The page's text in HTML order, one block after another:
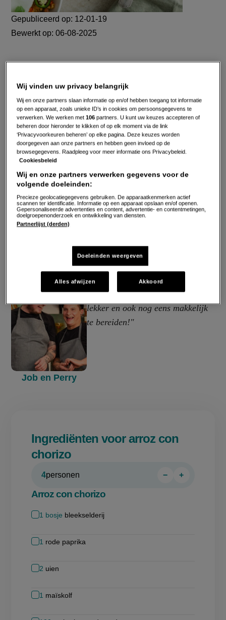
Gepubliceerd op: 12-01-19
Bewerkt op: 06-08-2025
Job en Perry
"Dit gerecht móét je echt een keer
proeven. Het is onweerstaanbaar
lekker en ook nog eens makkelijk
te bereiden!"
Ingrediënten voor arroz con
chorizo
4personen
Persoon
−
Persoon
+
Arroz con chorizo
1 bosje bleekselderij
1 rode paprika
2 uien
1 maïskolf
Wij vinden uw privacy belangrijk
Wij en onze partners slaan informatie op en/of hebben toegang tot informatie
op een apparaat, zoals unieke ID’s in cookies om persoonsgegevens te
verwerken. We werken met106 partners. U kunt uw keuzes accepteren of
beheren door hieronder te klikken of op elk moment via de link
‘Privacyvoorkeuren beheren’ op elke pagina. Deze keuzes worden
doorgegeven aan onze partners en hebben geen invloed op de
browsegegevens. Raadpleeg voor meer informatie ons Privacybeleid.
Cookiesbeleid
Wij en onze partners verwerken gegevens voor de
volgende doeleinden:
Precieze geolocatiegegevens gebruiken. De apparaatkenmerken actief
scannen ter identificatie. Informatie op een apparaat opslaan en/of openen.
Gepersonaliseerde advertenties en content, advertentie- en contentmetingen,
doelgroepenonderzoek en ontwikkeling van diensten.
Partnerlijst (derden)
Doeleinden weergeven
Alles afwijzen Akkoord